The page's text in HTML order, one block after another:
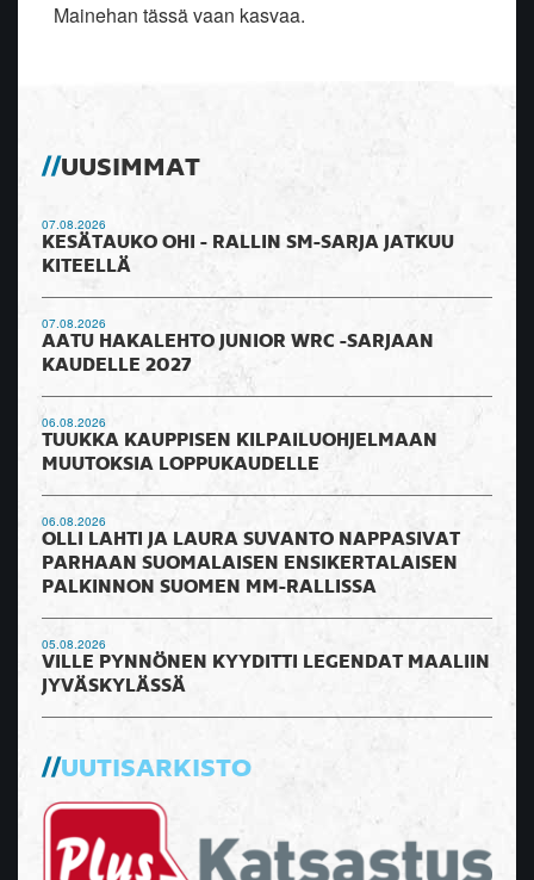
Mainehan tässä vaan kasvaa.
UUSIMMAT
07.08.2026
KESÄTAUKO OHI - RALLIN SM-SARJA JATKUU
KITEELLÄ
07.08.2026
AATU HAKALEHTO JUNIOR WRC -SARJAAN
KAUDELLE 2027
06.08.2026
TUUKKA KAUPPISEN KILPAILUOHJELMAAN
MUUTOKSIA LOPPUKAUDELLE
06.08.2026
OLLI LAHTI JA LAURA SUVANTO NAPPASIVAT
PARHAAN SUOMALAISEN ENSIKERTALAISEN
PALKINNON SUOMEN MM-RALLISSA
05.08.2026
VILLE PYNNÖNEN KYYDITTI LEGENDAT MAALIIN
JYVÄSKYLÄSSÄ
UUTISARKISTO